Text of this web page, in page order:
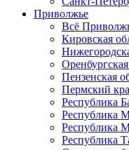
Приволжье
Всё
Кировская
Пензенская
Пермский
Республика
Республика
Республика
Республика